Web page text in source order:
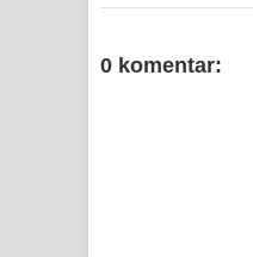
0 komentar: